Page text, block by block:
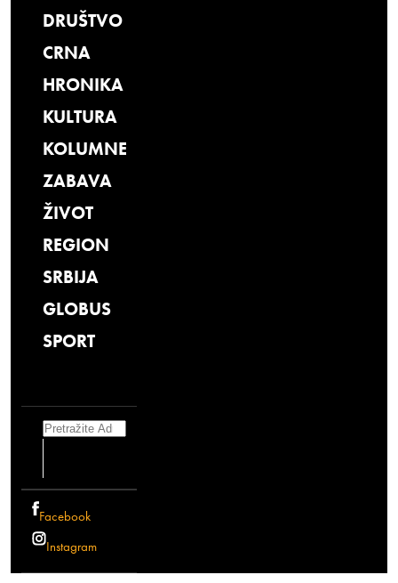
DRUŠTVO
CRNA
HRONIKA
KULTURA
KOLUMNE
ZABAVA
ŽIVOT
REGION
SRBIJA
GLOBUS
SPORT
Search
Facebook
Instagram